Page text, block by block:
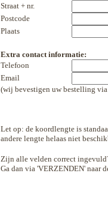
Straat + nr.
Postcode
Plaats
Extra contact informatie:
Telefoon
Email
(wij bevestigen uw bestelling
Let op: de koordlengte is
andere lengte helaas niet
Zijn alle velden correct
Ga dan via 'VERZENDEN' naar